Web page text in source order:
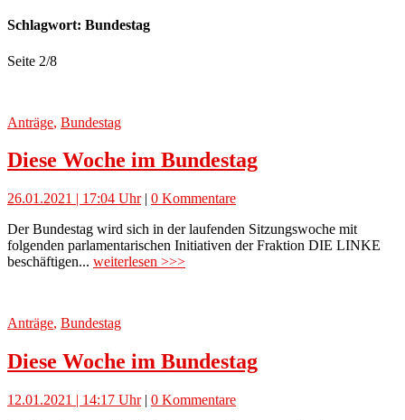
Schlagwort: Bundestag
Seite 2/8
Anträge, Bundestag
Diese Woche im Bundestag
26.01.2021 | 17:04 Uhr| 0 Kommentare
Der Bundestag wird sich in der laufenden Sitzungswoche mit
folgenden parlamentarischen Initiativen der Fraktion DIE LINKE
beschäftigen... weiterlesen >>>
Anträge, Bundestag
Diese Woche im Bundestag
12.01.2021 | 14:17 Uhr| 0 Kommentare